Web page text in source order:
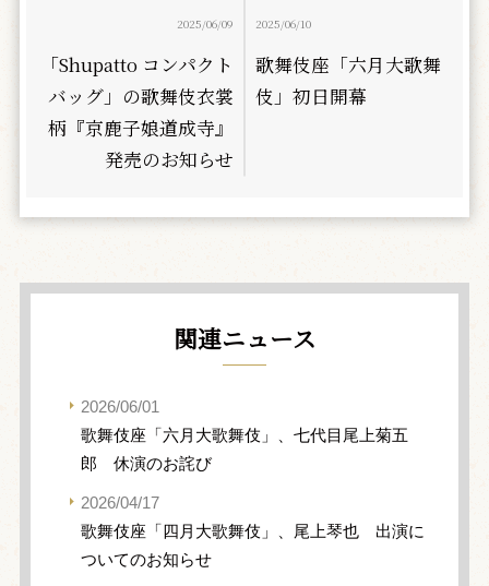
2025/06/09
「Shupatto コンパクト
バッグ」の歌舞伎衣裳
柄『京鹿子娘道成寺』
発売のお知らせ
2025/06/10
歌舞伎座「六月大歌舞
伎」初日開幕
関連ニュース
2026/06/01
歌舞伎座「六月大歌舞伎」、七代目尾上菊五
郎 休演のお詫び
2026/04/17
歌舞伎座「四月大歌舞伎」、尾上琴也 出演に
ついてのお知らせ